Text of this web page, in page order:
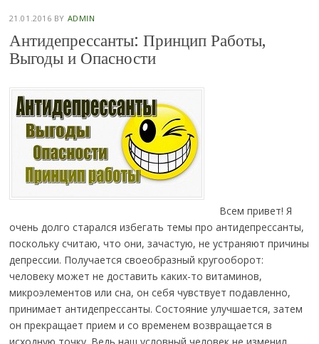
21.01.2016 BY ADMIN
Антидепрессанты: Принцип Работы,
Выгоды и Опасности
Всем привет! Я
очень долго старался избегать темы про антидепрессанты,
поскольку считаю, что они, зачастую, не устраняют причины
депрессии. Получается своеобразный кругооборот:
человеку может не доставить каких-то витаминов,
микроэлементов или сна, он себя чувствует подавленно,
принимает антидепрессанты. Состояние улучшается, затем
он прекращает прием и со временем возвращается в